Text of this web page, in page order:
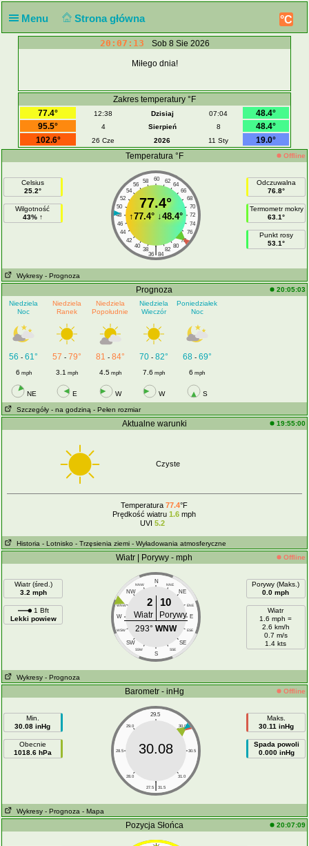
Menu Strona główna °C
20:07:13 Sob 8 Sie 2026
Miłego dnia!
Zakres temperatury °F
77.4°
12:38 Dzisiaj 07:04
48.4°
95.5°
4 Sierpień 8
48.4°
102.6°
26 Cze 2026 11 Sty
19.0°
Temperatura °F
Offline
Celsius
25.2°
Wilgotność
43% ↑
60
58 62
56
64
54
66
52
68
50
70
48
72
46
74
44
76
42
78
40
80
38 82
|
36 84
77.4°
↑77.4°↓48.4°
Odczuwalna
76.8°
Termometr mokry
63.1°
Punkt rosy
53.1°
Wykresy - Prognoza
Prognoza
20:05:03
Niedziela
Noc
Niedziela
Ranek
Niedziela
Popołudnie
Niedziela
Wieczór
Poniedziałek
Noc
56 -61° 57 - 79° 81 - 84° 70- 82° 68- 69°
6 mph 3.1 mph 4.5mph 7.6 mph 6 mph
NE E W W S
Szczegóły - na godziną - Pełen rozmiar
Aktualne warunki 19:55:00
Czyste
Temperatura77.4°F
Prędkość wiatru 1.6 mph
UVI 5.2
Historia - Lotnisko - Trzęsienia ziemi - Wyładowania atmosferyczne
Wiatr | Porywy - mph Offline
Wiatr (śred.)
3.2 mph
1 Bft
Lekki powiew
N
NNW NNE
NW NE
WNW ENE
W E
WSW ESE
SW SE
SSW SSE
S
2 10
Wiatr
Porywy
293° WNW
Porywy (Maks.)
0.0 mph
Wiatr
1.6 mph =
2.6 km/h
0.7 m/s
1.4 kts
Wykresy - Prognoza
Barometr - inHg Offline
Min.
30.08 inHg
Obecnie
1018.6 hPa
29.5
29.0 30.0
28.5 30.5
28.0 31.0
|
27.5 31.5
30.08
Maks.
30.11 inHg
Spada powoli
0.000 inHg
Wykresy - Prognoza - Mapa
Pozycja Słońca 20:07:09